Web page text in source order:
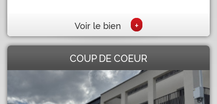
Voir le bien +
COUP DE COEUR